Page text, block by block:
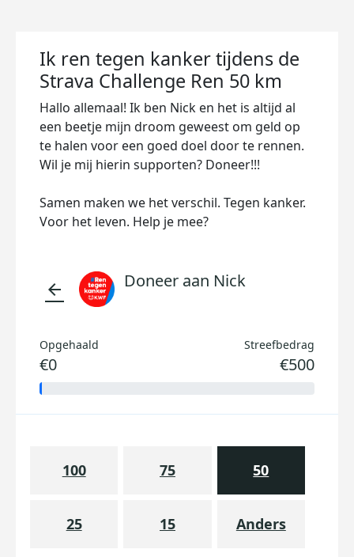
Ik ren tegen kanker tijdens de
Strava Challenge Ren 50 km
Hallo allemaal! Ik ben Nick en het is altijd al
een beetje mijn droom geweest om geld op
te halen voor een goed doel door te rennen.
Wil je mij hierin supporten? Doneer!!!
Samen maken we het verschil. Tegen kanker.
Voor het leven. Help je mee?
arrow_back Doneer aan Nick
Opgehaald
€0
Streefbedrag
€500
100 75 50
25 15 Anders